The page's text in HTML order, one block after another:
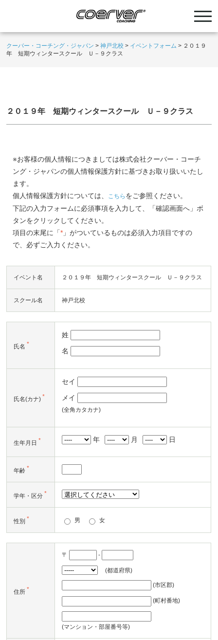
クーバー・コーチング・ジャパン >神戸北校 > イベントフォーム > ２０１９
年 短期ウィンタースクール Ｕ－９クラス
２０１９年 短期ウィンタースクール Ｕ－９クラス
※お客様の個人情報につきましては株式会社クーバー・コーチ
ング・ジャパンの個人情報保護方針に基づきお取り扱いいたし
ます。
個人情報保護方針については、
こちら をご参照ください。
下記の入力フォームに必須事項を入力して、「確認画面へ」ボ
タンをクリックしてください。
項目の末尾に「* 」がついているものは必須入力項目ですの
で、必ずご入力ください。
イベント名 ２０１９年 短期ウィンタースクール Ｕ－９クラス
スクール名 神戸北校
氏名 *
姓
名
氏名(カナ) *
セイ
メイ
(全角カタカナ)
生年月日 * 年 月 日
年齢 *
学年・区分 *
性別 * 男 女
住所 *
〒 -
(都道府県)
(市区郡)
(町村番地)
(マンション・部屋番号等)